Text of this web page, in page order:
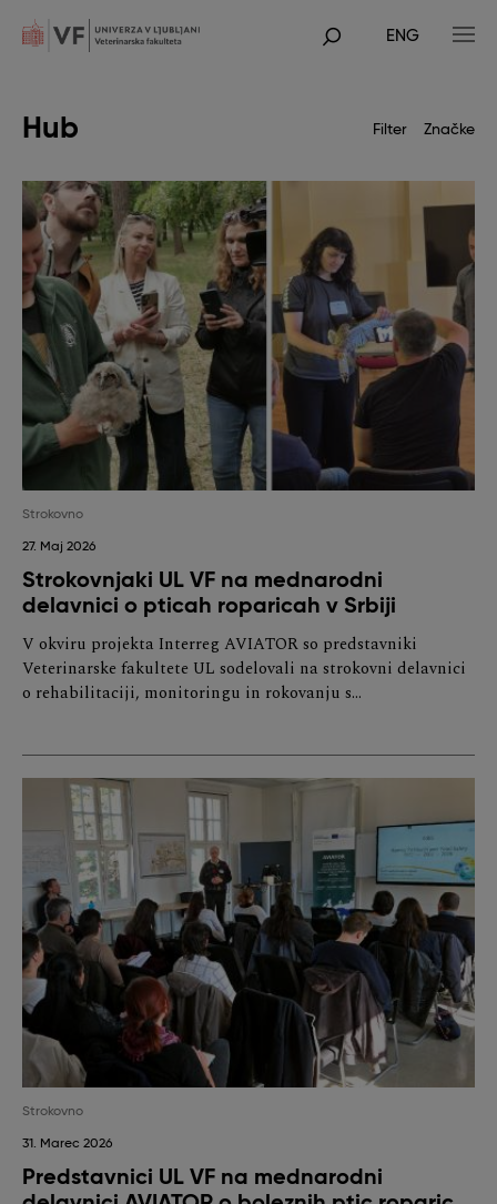
mainPOJDI
ENG
Hub Filter Značke
Strokovno
27. Maj 2026
Strokovnjaki UL VF na mednarodni
delavnici o pticah roparicah v Srbiji
V okviru projekta Interreg AVIATOR so predstavniki
Veterinarske fakultete UL sodelovali na strokovni delavnici
o rehabilitaciji, monitoringu in rokovanju s…
Strokovno
31. Marec 2026
Predstavnici UL VF na mednarodni